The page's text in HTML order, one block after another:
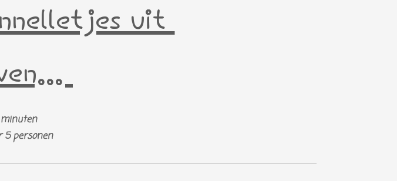
uit
5 personen